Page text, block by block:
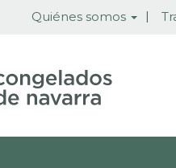
Quiénes somos